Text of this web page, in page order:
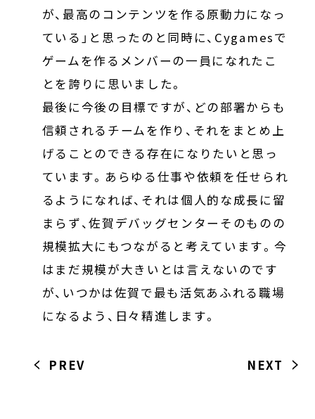
が、最高のコンテンツを作る原動力になっ
ている」と思ったのと同時に、Cygamesで
ゲームを作るメンバーの一員になれたこ
とを誇りに思いました。
最後に今後の目標ですが、どの部署からも
信頼されるチームを作り、それをまとめ上
げることのできる存在になりたいと思っ
ています。あらゆる仕事や依頼を任せられ
るようになれば、それは個人的な成長に留
まらず、佐賀デバッグセンターそのものの
規模拡大にもつながると考えています。今
はまだ規模が大きいとは言えないのです
が、いつかは佐賀で最も活気あふれる職場
になるよう、日々精進します。
PREV NEXT